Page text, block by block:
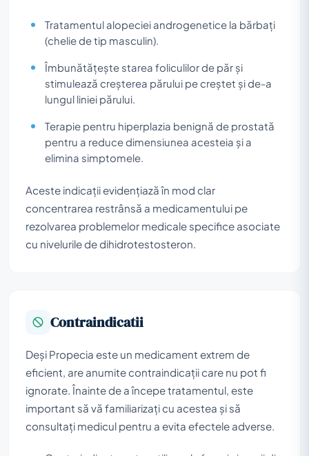
Tratamentul alopeciei androgenetice la bărbați
(chelie de tip masculin).
Îmbunătățește starea foliculilor de păr și
stimulează creșterea părului pe creștet și de-a
lungul liniei părului.
Terapie pentru hiperplazia benignă de prostată
pentru a reduce dimensiunea acesteia și a
elimina simptomele.
Aceste indicații evidențiază în mod clar
concentrarea restrânsă a medicamentului pe
rezolvarea problemelor medicale specifice asociate
cu nivelurile de dihidrotestosteron.
Contraindicatii
Deși Propecia este un medicament extrem de
eficient, are anumite contraindicații care nu pot fi
ignorate. Înainte de a începe tratamentul, este
important să vă familiarizați cu acestea și să
consultați medicul pentru a evita efectele adverse.